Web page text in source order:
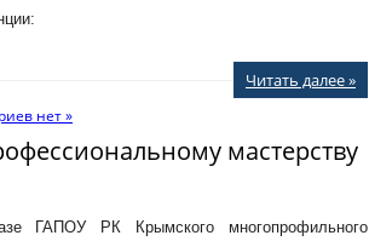
Читать далее »
нет »
мастерству
ГАПОУ РК Крымского многопрофильного